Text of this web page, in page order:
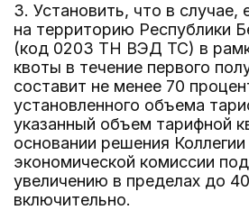
3. Установить, что в случае,
на территорию Республики
(код 0203 ТН ВЭД ТС) в
квоты в течение первого
составит не менее 70
установленного объема
указанный объем тарифной
основании решения
экономической комиссии
увеличению в пределах до
включительно.